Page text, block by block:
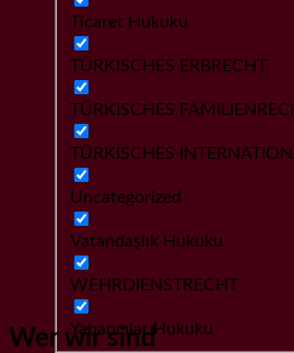
Ticaret Hukuku
TÜRKISCHES ERBRECHT
TÜRKISCHES
TÜRKISCHES
Uncategorized
Vatandaşlık Hukuku
WEHRDIENSTRECHT
Yabancılar Hukuku
Wer wir sind